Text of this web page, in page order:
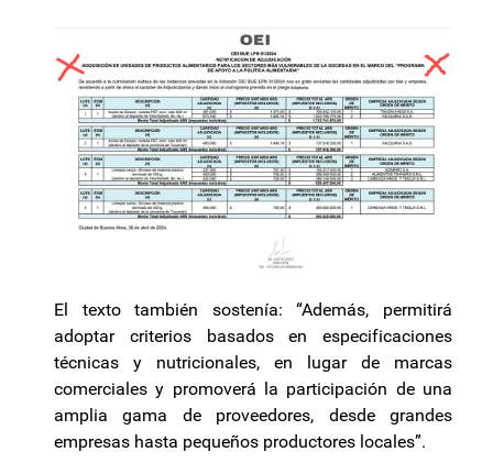
El texto también sostenía: “Además, permitirá
adoptar criterios basados en especificaciones
técnicas y nutricionales, en lugar de marcas
comerciales y promoverá la participación de una
amplia gama de proveedores, desde grandes
empresas hasta pequeños productores locales”.